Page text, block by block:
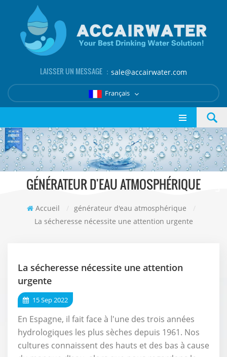
LAISSER UN MESSAGE ： sale@accairwater.com
Français
GÉNÉRATEUR D'EAU ATMOSPHÉRIQUE
Accueil / générateur d'eau atmosphérique
/
La sécheresse nécessite une attention urgente
La sécheresse nécessite une attention
urgente
15 Sep 2022
En Espagne, il fait face à l'une des trois années
hydrologiques les plus sèches depuis 1961. Nos
cultures connaissent des hauts et des bas à cause